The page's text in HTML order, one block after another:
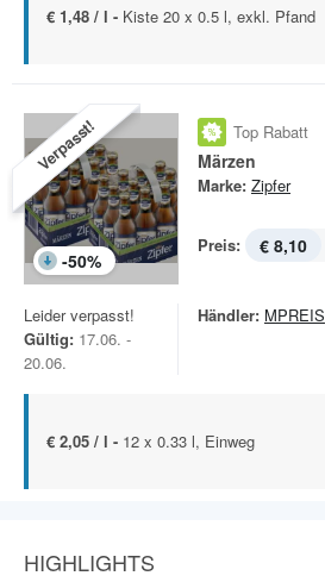
€ 1,48 / l - Kiste 20 x 0.5 l, exkl. Pfand
Verpasst!
-50%
Top Rabatt
Märzen
Marke: Zipfer
Preis: € 8,10
Leider verpasst!
Gültig: 17.06. -
20.06.
Händler: MPREIS
€ 2,05 / l - 12 x 0.33 l, Einweg
HIGHLIGHTS